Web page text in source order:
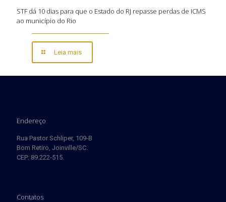
STF dá 10 dias para que o Estado do RJ repasse perdas de ICMS
ao município do Rio
Leia mais
Endereço
Rua Pastor Schliper, 109-B
Bom Retiro, Joinville/SC.
CEP: 89.222-515.
Contatos